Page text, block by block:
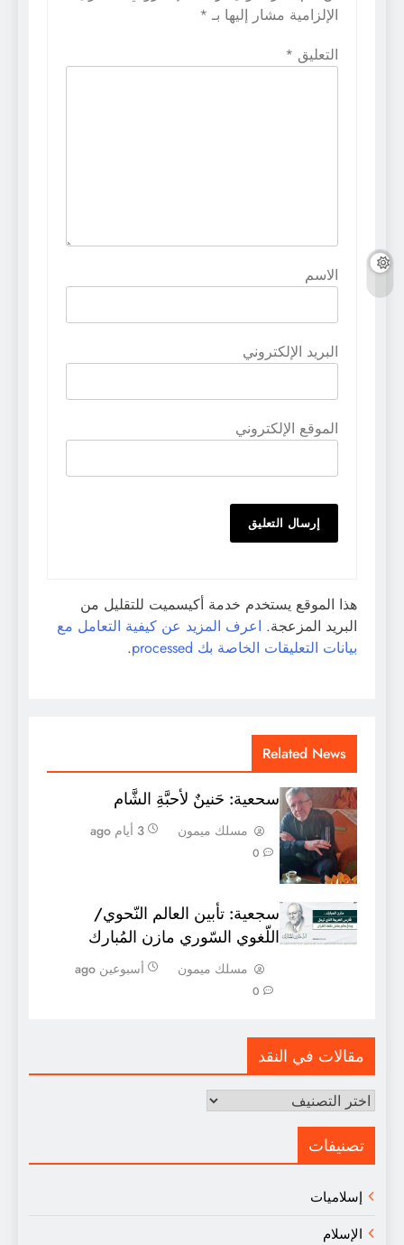
الإلزامية مشار إليها بـ *
التعليق *
الاسم
البريد الإلكتروني
الموقع الإلكتروني
هذا الموقع يستخدم خدمة أكيسميت للتقليل من
البريد المزعجة. اعرف المزيد عن كيفية التعامل مع
بيانات التعليقات الخاصة بك processed
.
Related News
سحعية: حَنينٌ لأحبَّةِ الشَّام
مسلك ميمون 3 أيام ago
0
سجعية: تأبين العالم النّحوي/
اللّغوي السّوري مازن المُبارك
مسلك ميمون أسبوعين ago
0
مقالات في النقد
مقالات
النقد
تصنيفات
إسلاميات
الإسلام